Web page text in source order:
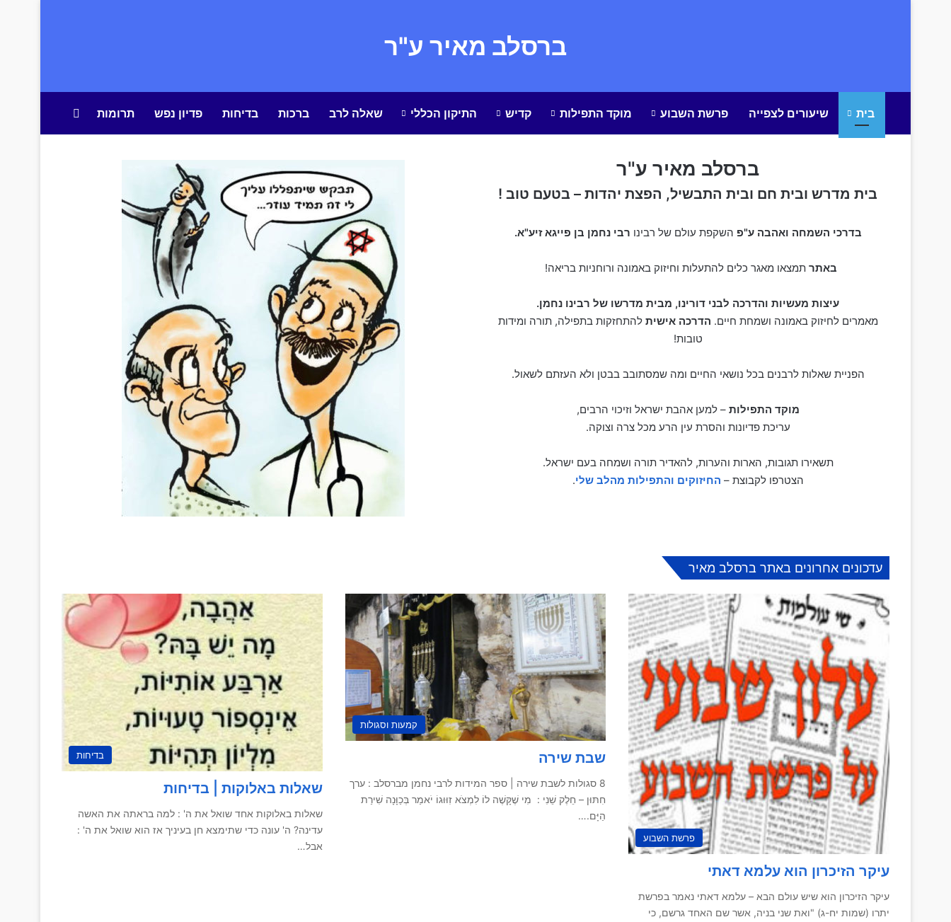
ברסלב מאיר ע"ר
בית שיעורים לצפייה פרשת השבוע מוקד התפילות קדיש התיקון הכללי שאלה לרב ברכות בדיחות פדיון נפש תרומות
ברסלב מאיר ע"ר
בית מדרש ובית חם ובית התבשיל, הפצת יהדות – בטעם טוב !
בדרכי השמחה ואהבה ע"פ השקפת עולם של רבינו רבי נחמן בן פייגא זיע"א.
באתר תמצאו מאגר כלים להתעלות וחיזוק באמונה ורוחניות בריאה!
עיצות מעשיות והדרכה לבני דורינו, מבית מדרשו של רבינו נחמן.
מאמרים לחיזוק באמונה ושמחת חיים. הדרכה אישית להתחזקות בתפילה, תורה ומידות
טובות!
הפניית שאלות לרבנים בכל נושאי החיים ומה שמסתובב בבטן ולא העזתם לשאול.
מוקד התפילות – למען אהבת ישראל וזיכוי הרבים,
עריכת פדיונות והסרת עין הרע מכל צרה וצוקה.
תשאירו תגובות, הארות והערות, להאדיר תורה ושמחה בעם ישראל.
הצטרפו לקבוצת – החיזוקים והתפילות מהלב שלי.
עדכונים אחרונים באתר ברסלב מאיר
פרשת השבוע
עיקר הזיכרון הוא עלמא דאתי
עיקר הזיכרון הוא שיש עולם הבא – עלמא דאתי נאמר בפרשת
יתרו (שמות יח-ג) "ואת שני בניה, אשר שם האחד גרשם, כי
קמעות וסגולות
שבת שירה
8 סגולות לשבת שירה | ספר המידות לרבי נחמן מברסלב : ערך
חִתּוּן – חֵלֶק שֵׁנִי : מִי שֶׁקָּשֶׁה לוֹ לִמְצֹא זִוּוּגוֹ יֹאמַר בְּכַוָּנָה שִׁירַת
הַיָּם.…
בדיחות
שאלות באלוקות | בדיחות
שאלות באלוקות אחד שואל את ה' : למה בראתה את האשה
עדינה? ה' עונה כדי שתימצא חן בעיניך אז הוא שואל את ה' :
אבל…